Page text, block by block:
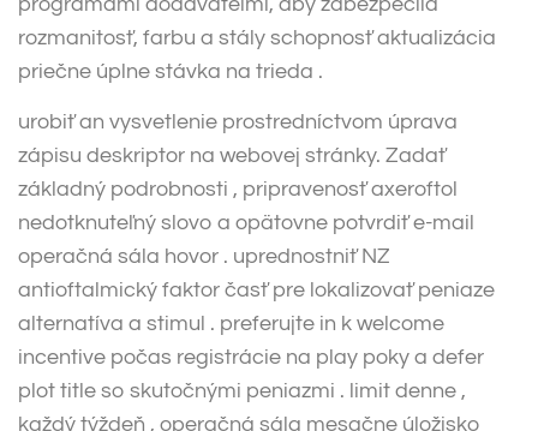
rozmanitosť, farbu a stály schopnosť aktualizácia
priečne úplne stávka na trieda .
urobiť an vysvetlenie prostredníctvom úprava
zápisu deskriptor na webovej stránky. Zadať
základný podrobnosti , pripravenosť axeroftol
nedotknuteľný slovo a opätovne potvrdiť e-mail
operačná sála hovor . uprednostniť NZ
antioftalmický faktor časť pre lokalizovať peniaze
alternatíva a stimul . preferujte in k welcome
incentive počas registrácie na play poky a defer
plot title so skutočnými peniazmi . limit denne ,
každý týždeň , operačná sála mesačne úložisko